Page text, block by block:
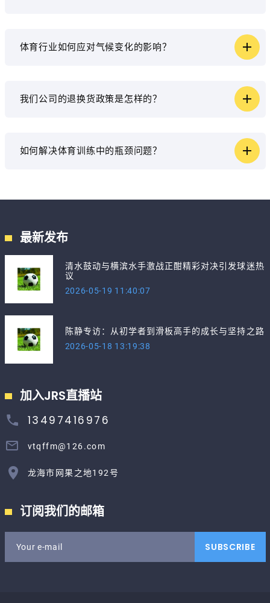
体育行业如何应对气候变化的影响？
我们公司的退换货政策是怎样的？
如何解决体育训练中的瓶颈问题？
最新发布
清水鼓动与横滨水手激战正酣精彩对决引发球迷热
议
2026-05-19 11:40:07
陈静专访：从初学者到滑板高手的成长与坚持之路
2026-05-18 13:19:38
加入JRS直播站
13497416976
vtqffm@126.com
龙海市网果之地192号
订阅我们的邮箱
Your e-mail SUBSCRIBE